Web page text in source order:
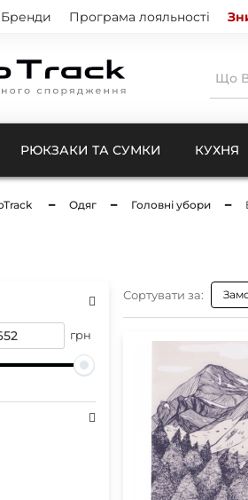
Бренди Програма лояльності
РЮКЗАКИ ТА СУМКИ
Чохли
Чохли
Чохли
Чохли
КУХНЯ
Спреї
Бафи
Одяг Головні убори
грн
Сортувати за: